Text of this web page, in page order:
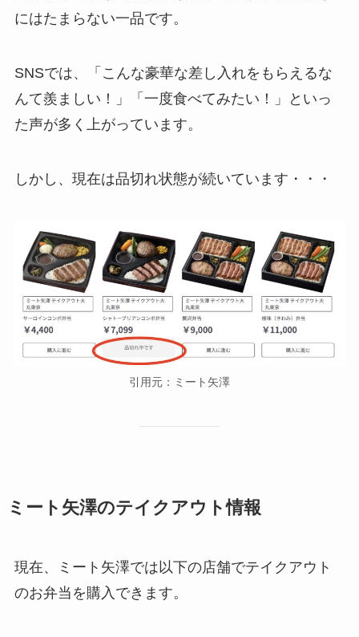
にはたまらない一品です。
SNSでは、「こんな豪華な差し入れをもらえるな
んて羨ましい！」「一度食べてみたい！」といっ
た声が多く上がっています。
しかし、現在は品切れ状態が続いています・・・
引用元：ミート矢澤
ミート矢澤のテイクアウト情報
現在、ミート矢澤では以下の店舗でテイクアウト
のお弁当を購入できます。